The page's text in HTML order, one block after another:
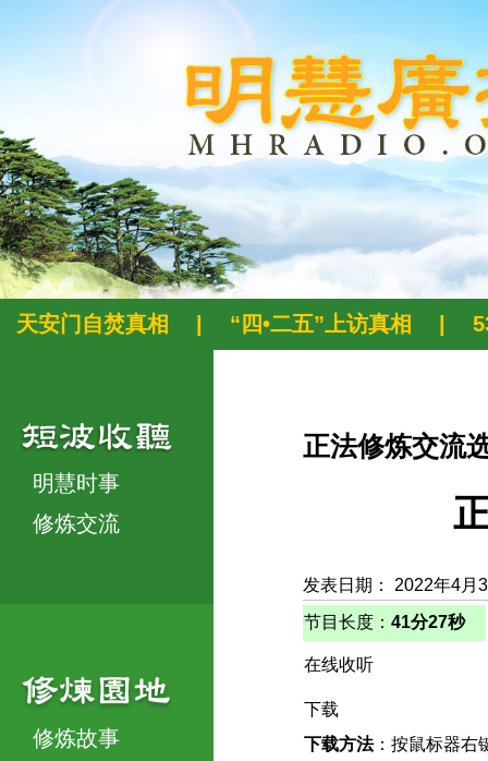
天安门自焚真相 “四•二五”上访真相
明慧时事
修炼交流
修炼故事
正法修炼交流
发表日期： 2022年4月
节目长度： 41分27秒
在线收听
下载
下载方法：按鼠标器右